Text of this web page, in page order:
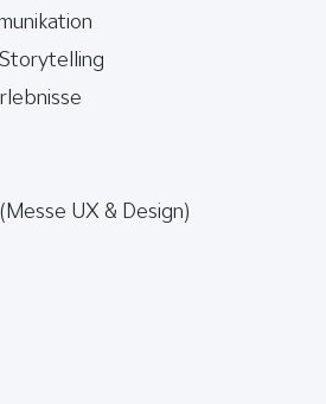
UX & Design)